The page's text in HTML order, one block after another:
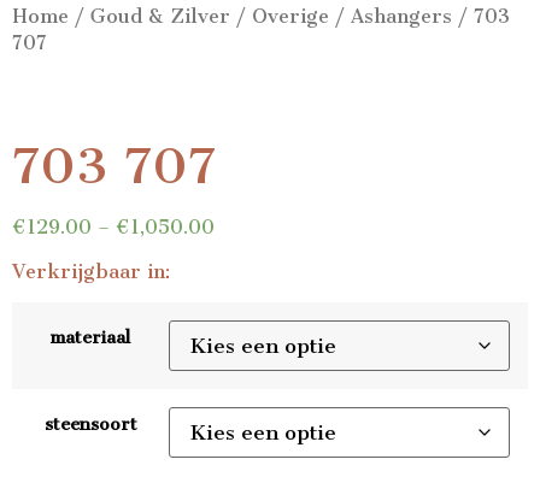
Home / Goud & Zilver / Overige / Ashangers / 703
707
703 707
€129.00 – €1,050.00
Verkrijgbaar in:
materiaal
steensoort